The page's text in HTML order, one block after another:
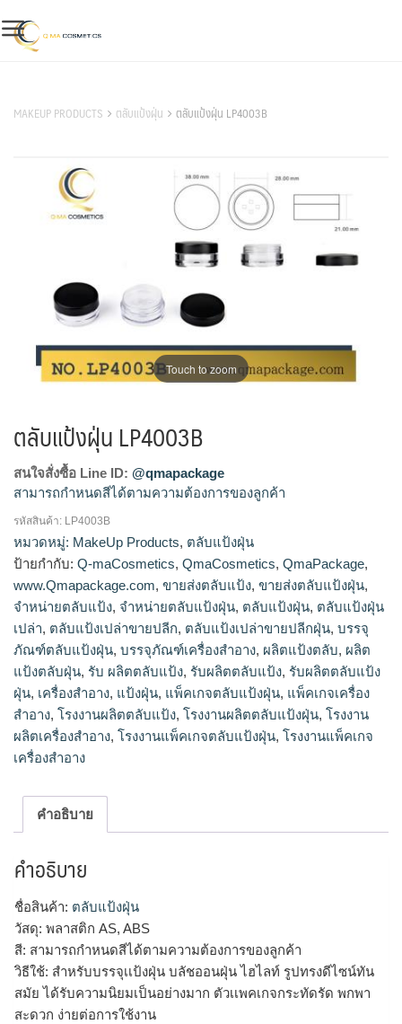
to
content
MAKEUP PRODUCTS ตลับแป้งฝุ่น ตลับแป้งฝุ่น LP4003B
Touch to zoom
ตลับแป้งฝุ่น LP4003B
สนใจสั่งซื้อ Line ID: @qmapackage
สามารถกำหนดสีได้ตามความต้องการของลูกค้า
โรงงานผลิตตลับแป้ง,ขายส่งตลับแป้ง,รับผลิตตลับแป้ง,จำหน่าย
ตลับแป้ง,ผลิตแป้งตลับ,ตลับแป้งเปล่าขายปลีก,โรงงานผลิตตลับ
แป้งฝุ่น,ขายส่งตลับแป้งฝุ่น,รับผลิตตลับแป้งฝุ่น,จำหน่ายตลับแป้ง
ฝุ่น,ผลิตแป้งตลับฝุ่น,ตลับแป้งเปล่าขายปลีกฝุ่น
รหัสสินค้า: LP4003B
หมวดหมู่: MakeUp Products, ตลับแป้งฝุ่น
ป้ายกำกับ: Q-maCosmetics, QmaCosmetics, QmaPackage,
www.Qmapackage.com, ขายส่งตลับแป้ง, ขายส่งตลับแป้งฝุ่น,
จำหน่ายตลับแป้ง, จำหน่ายตลับแป้งฝุ่น, ตลับแป้งฝุ่น, ตลับแป้งฝุ่น
เปล่า, ตลับแป้งเปล่าขายปลีก, ตลับแป้งเปล่าขายปลีกฝุ่น, บรรจุ
ภัณฑ์ตลับแป้งฝุ่น, บรรจุภัณฑ์เครื่องสำอาง, ผลิตแป้งตลับ, ผลิต
แป้งตลับฝุ่น, รับ ผลิตตลับแป้ง, รับผลิตตลับแป้ง, รับผลิตตลับแป้ง
ฝุ่น, เครื่องสำอาง, แป้งฝุ่น, แพ็คเกจตลับแป้งฝุ่น, แพ็คเกจเครื่อง
สำอาง, โรงงานผลิตตลับแป้ง, โรงงานผลิตตลับแป้งฝุ่น, โรงงาน
ผลิตเครื่องสำอาง, โรงงานแพ็คเกจตลับแป้งฝุ่น, โรงงานแพ็คเกจ
เครื่องสำอาง
คำอธิบาย
คำอธิบาย
ชื่อสินค้า: ตลับแป้งฝุ่น
วัสดุ: พลาสติก AS, ABS
สี: สามารถกำหนดสีได้ตามความต้องการของลูกค้า
วิธีใช้: สำหรับบรรจุเเป้งฝุ่น บลัชออนฝุ่น ไฮไลท์ รูปทรงดีไซน์ทัน
สมัย ได้รับความนิยมเป็นอย่างมาก ตัวเเพคเกจกระทัดรัด พกพา
สะดวก ง่ายต่อการใช้งาน